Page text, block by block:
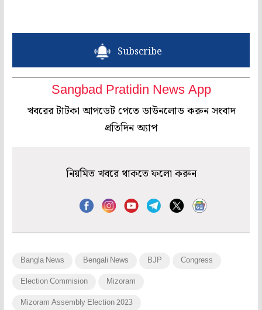
Subscribe
Sangbad Pratidin News App
খবরের টাটকা আপডেট পেতে ডাউনলোড করুন সংবাদ
প্রতিদিন অ্যাপ
নিয়মিত খবরে থাকতে ফলো করুন
Bangla News Bengali News BJP Congress
Election Commision Mizoram
Mizoram Assembly Election 2023